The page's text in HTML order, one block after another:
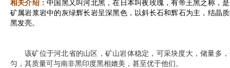
相关介绍：中国黑又叫河北黑，在日本叫夜玫瑰，有帝王黑之称，
矿属岩浆岩中的灰绿辉长岩呈深黑色，以斜长石和辉石为主，结晶
黑发亮。
该矿位于河北省的山区，矿山岩体稳定，可采块度大，储量多
匀，其质量可与南非黑印度黑相媲美，甚至优于他们。